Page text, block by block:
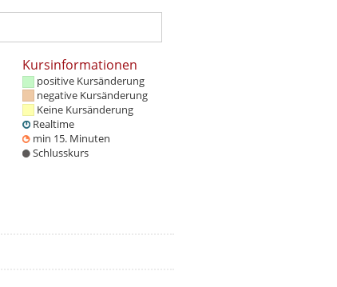
Kursinformationen
positive Kursänderung
negative Kursänderung
Keine Kursänderung
Realtime
min 15. Minuten
Schlusskurs